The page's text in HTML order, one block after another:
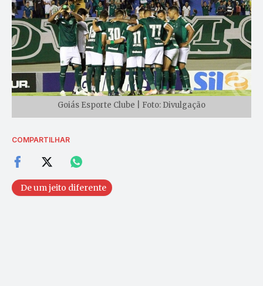
Goiás Esporte Clube | Foto: Divulgação
COMPARTILHAR
De um jeito diferente